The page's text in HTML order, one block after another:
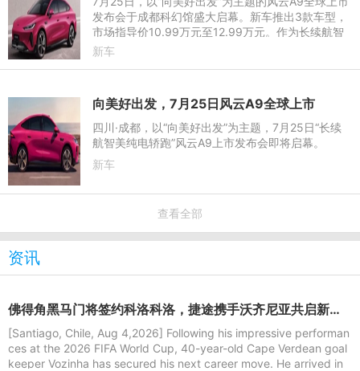
发布会于成都科幻馆盛大启幕。新车推出3款车型，
市场指导价10.99万元至12.99万元。作为长续航智
美纯电轿跑，风云A9汇聚时尚造型、治愈空间、贴
新车
向美好出发，7月25日风云A9全球上市
四川·成都，以“向美好出发”为主题，7月25日“长续
航智美纯电轿跑”风云A9上市发布会即将启幕。
新车
查看全部
资讯
佛得角黑马门将签约科洛科洛，捷途携手沃齐尼亚共启新旅程
[Santiago, Chile, Aug 4,2026] Following his impressive performan
ces at the 2026 FIFA World Cup, 40-year-old Cape Verdean goal
keeper Vozinha has secured his next career move. He arrived in